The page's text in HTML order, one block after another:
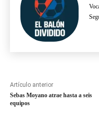
Artículo anterior
Sebas Moyano atrae hasta a seis
equipos